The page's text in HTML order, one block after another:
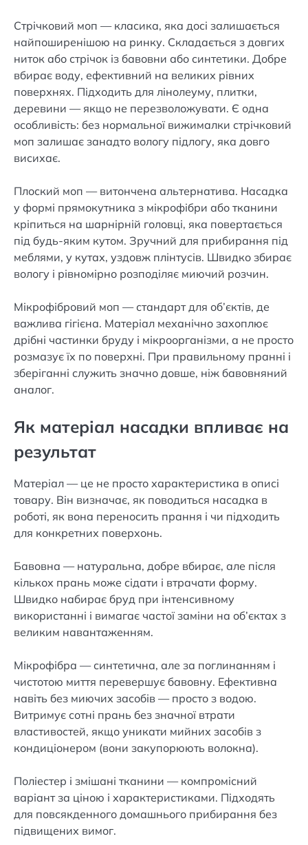
Стрічковий моп — класика, яка досі залишається
найпоширенішою на ринку. Складається з довгих
ниток або стрічок із бавовни або синтетики. Добре
вбирає воду, ефективний на великих рівних
поверхнях. Підходить для лінолеуму, плитки,
деревини — якщо не перезволожувати. Є одна
особливість: без нормальної вижималки стрічковий
моп залишає занадто вологу підлогу, яка довго
висихає.
Плоский моп — витончена альтернатива. Насадка
у формі прямокутника з мікрофібри або тканини
кріпиться на шарнірній головці, яка повертається
під будь-яким кутом. Зручний для прибирання під
меблями, у кутах, уздовж плінтусів. Швидко збирає
вологу і рівномірно розподіляє миючий розчин.
Мікрофібровий моп — стандарт для об’єктів, де
важлива гігієна. Матеріал механічно захоплює
дрібні частинки бруду і мікроорганізми, а не просто
розмазує їх по поверхні. При правильному пранні і
зберіганні служить значно довше, ніж бавовняний
аналог.
Як матеріал насадки впливає на
результат
Матеріал — це не просто характеристика в описі
товару. Він визначає, як поводиться насадка в
роботі, як вона переносить прання і чи підходить
для конкретних поверхонь.
Бавовна — натуральна, добре вбирає, але після
кількох прань може сідати і втрачати форму.
Швидко набирає бруд при інтенсивному
використанні і вимагає частої заміни на об’єктах з
великим навантаженням.
Мікрофібра — синтетична, але за поглинанням і
чистотою миття перевершує бавовну. Ефективна
навіть без миючих засобів — просто з водою.
Витримує сотні прань без значної втрати
властивостей, якщо уникати мийних засобів з
кондиціонером (вони закупорюють волокна).
Поліестер і змішані тканини — компромісний
варіант за ціною і характеристиками. Підходять
для повсякденного домашнього прибирання без
підвищених вимог.